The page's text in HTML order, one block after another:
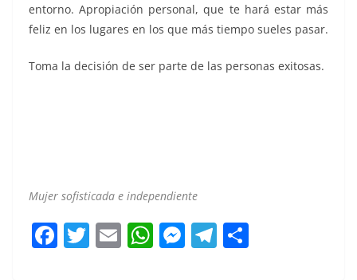
entorno. Apropiación personal, que te hará estar más
feliz en los lugares en los que más tiempo sueles pasar.
Toma la decisión de ser parte de las personas exitosas.
Mujer sofisticada e independiente
F T E W M T